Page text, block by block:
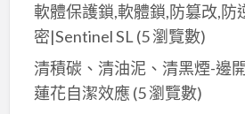
軟體保護鎖,軟體鎖,防篡改,防
密|Sentinel SL (5 瀏覽數)
清積碳、清油泥、清黑煙-邊
蓮花自潔效應(5 瀏覽數)